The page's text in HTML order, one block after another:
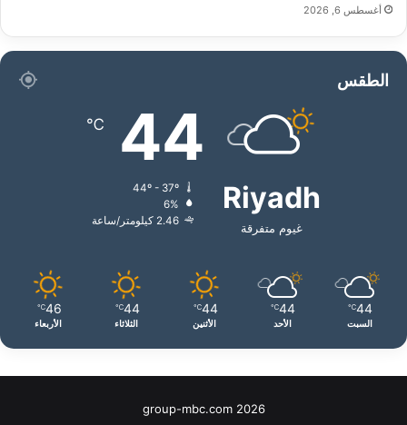
أغسطس 6, 2026
الطقس
Riyadh
غيوم متفرقة
44
℃
6%
2.46 كيلومتر/ساعة
44
℃
السبت
44
℃
الأحد
44
℃
الأثنين
44
℃
الثلاثاء
46
℃
الأربعاء
group-mbc.com 2026